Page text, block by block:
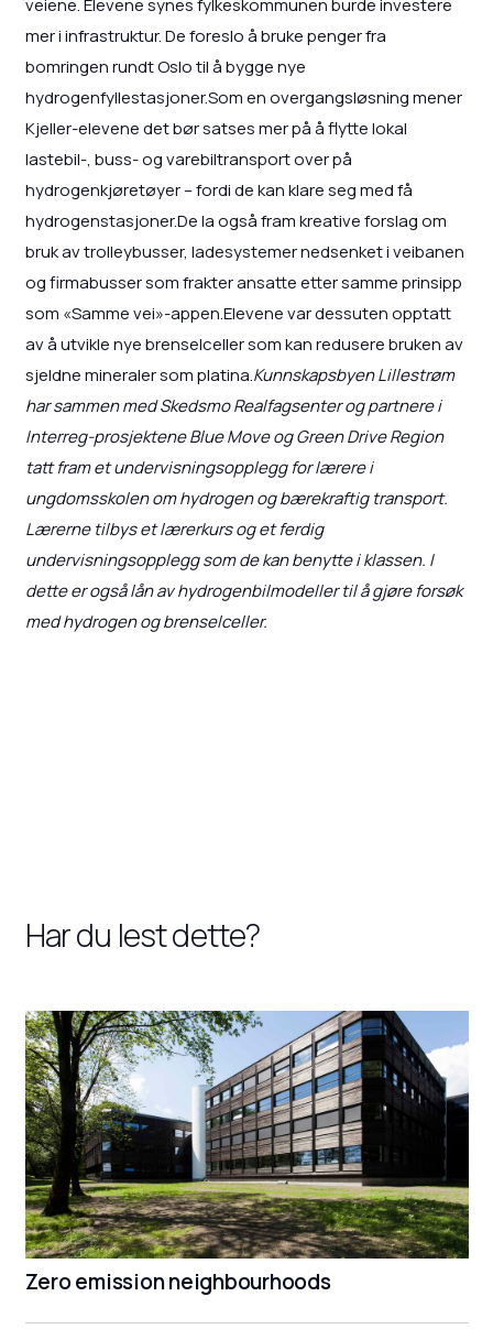
veiene. Elevene synes fylkeskommunen burde investere
mer i infrastruktur. De foreslo å bruke penger fra
bomringen rundt Oslo til å bygge nye
hydrogenfyllestasjoner.Som en overgangsløsning mener
Kjeller-elevene det bør satses mer på å flytte lokal
lastebil-, buss- og varebiltransport over på
hydrogenkjøretøyer – fordi de kan klare seg med få
hydrogenstasjoner.De la også fram kreative forslag om
bruk av trolleybusser, ladesystemer nedsenket i veibanen
og firmabusser som frakter ansatte etter samme prinsipp
som «Samme vei»-appen.Elevene var dessuten opptatt
av å utvikle nye brenselceller som kan redusere bruken av
sjeldne mineraler som platina.Kunnskapsbyen Lillestrøm
har sammen med Skedsmo Realfagsenter og partnere i
Interreg-prosjektene Blue Move og Green Drive Region
tatt fram et undervisningsopplegg for lærere i
ungdomsskolen om hydrogen og bærekraftig transport.
Lærerne tilbys et lærerkurs og et ferdig
undervisningsopplegg som de kan benytte i klassen. I
dette er også lån av hydrogenbilmodeller til å gjøre forsøk
med hydrogen og brenselceller.
Har du lest dette?
Zero emission neighbourhoods